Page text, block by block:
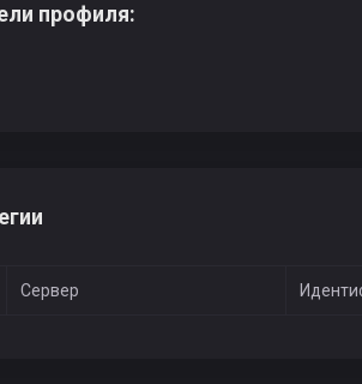
Легион
KocTuk
профиля:
Сервер